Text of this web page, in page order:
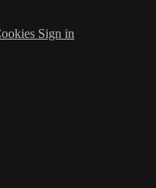
Sign in